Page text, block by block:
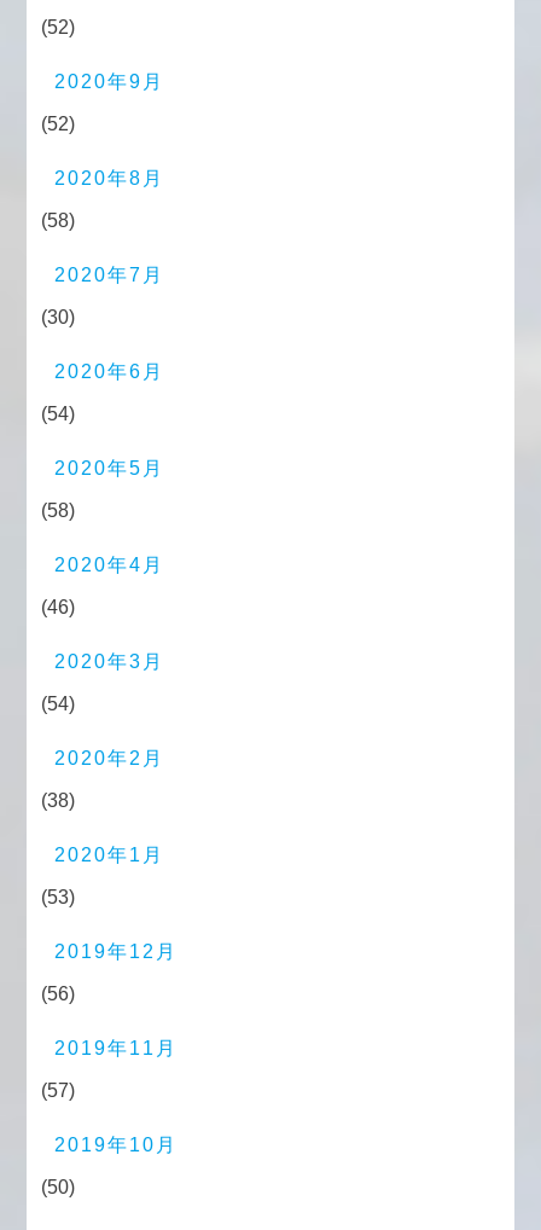
(52)
2020年9月
(52)
2020年8月
(58)
2020年7月
(30)
2020年6月
(54)
2020年5月
(58)
2020年4月
(46)
2020年3月
(54)
2020年2月
(38)
2020年1月
(53)
2019年12月
(56)
2019年11月
(57)
2019年10月
(50)